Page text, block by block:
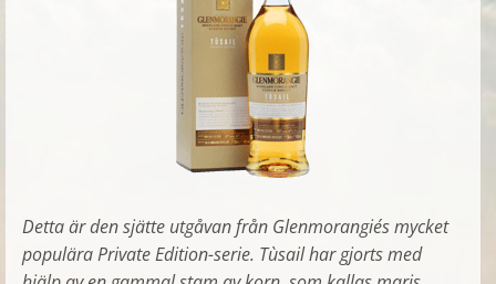
Detta är den sjätte utgåvan från Glenmorangie´s mycket
populära Private Edition-serie. Tùsailhar gjorts med